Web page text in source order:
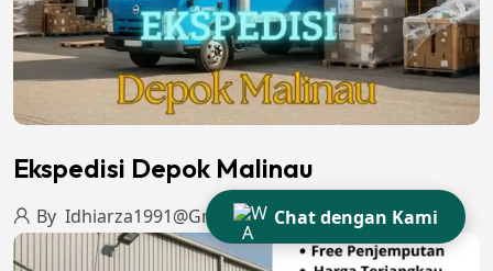
Ekspedisi Depok Malinau
By Idhiarza1991@gmail.com Maret 12, 2026
Chat dengan Kami